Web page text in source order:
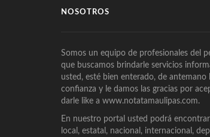
NOSOTROS
Somos un equipo de profesionales del
que buscamos brindarle servicios
usted, esté bien enterado, de antemano
confianza y le damos las gracias por
darle like a www.notatamaulipas.com.
En nuestro portal usted podrá
local, estatal, nacional, internacional,